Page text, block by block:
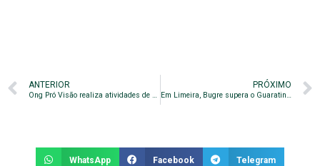
ANTERIOR
Ong Pró Visão realiza atividades de atletismo com deficientes visuais no Guarani
PRÓXIMO
Em Limeira, Bugre supera o Guaratinguetá e estende a pontuação na liderança do Grupo B
WhatsApp Facebook Telegram